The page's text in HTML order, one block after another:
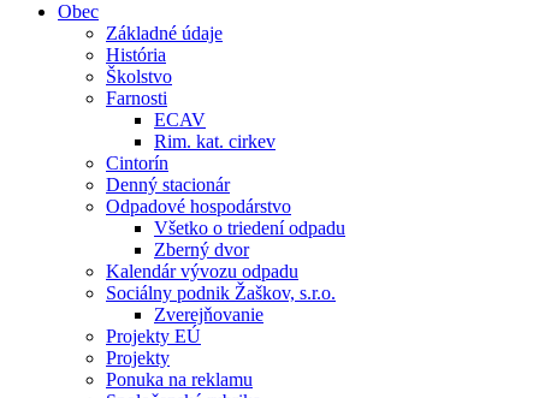
Obec
Základné údaje
História
Školstvo
Farnosti
ECAV
Rim. kat. cirkev
Cintorín
Denný stacionár
Odpadové hospodárstvo
Všetko o triedení odpadu
Zberný dvor
Kalendár vývozu odpadu
Sociálny podnik Žaškov, s.r.o.
Zverejňovanie
Projekty EÚ
Projekty
Ponuka na reklamu